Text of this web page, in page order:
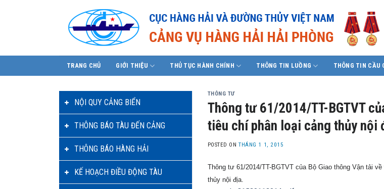
TRANG CHỦ GIỚI THIỆU THỦ TỤC HÀNH CHÍNH THÔNG TIN LUỒNG THÔNG TIN CẦU
NỘI QUY CẢNG BIỂN
THÔNG BÁO TÀU ĐẾN CẢNG
THÔNG BÁO HÀNG HẢI
KẾ HOẠCH ĐIỀU ĐỘNG TÀU
THÔNG TƯ
Thông tư 61/2014/TT-BGTVT
tiêu chí phân loại cảng thủy nội
POSTED ONTHÁNG 1 1, 2015
Thông tư 61/2014/TT-BGTVT của Bộ Giao thông Vận tải
thủy nội địa.